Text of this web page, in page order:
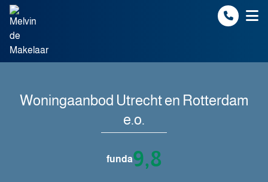
Spring naar inhoud
Woningaanbod Utrecht en Rotterdam
e.o.
funda9,8